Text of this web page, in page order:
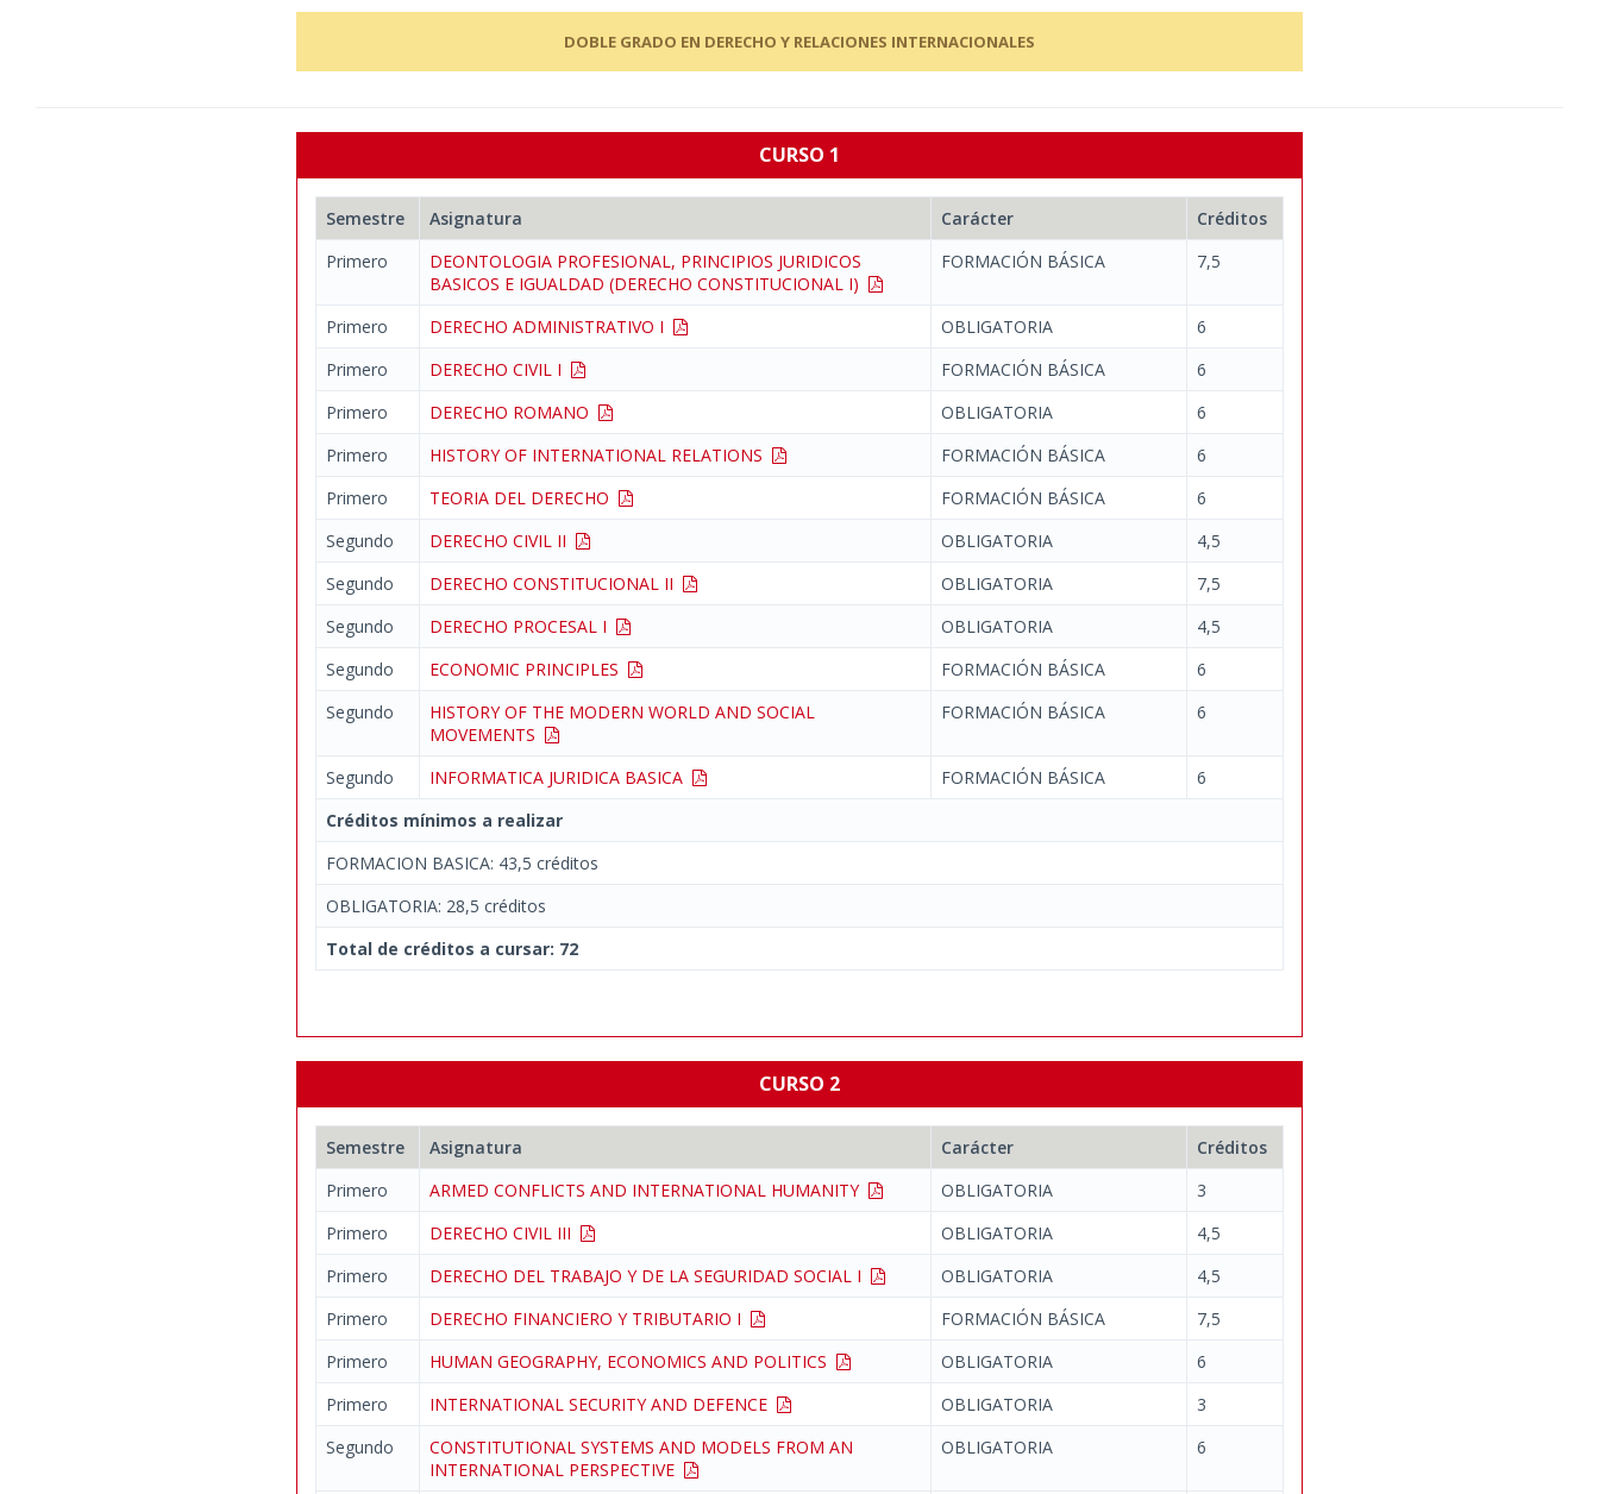
DOBLE GRADO EN DERECHO Y RELACIONES INTERNACIONALES
CURSO 1
Semestre Asignatura Carácter
Créditos
Primero
DEONTOLOGIA PROFESIONAL, PRINCIPIOS JURIDICOS
BASICOS E IGUALDAD (DERECHO CONSTITUCIONAL I)
FORMACIÓN BÁSICA 7,5
Primero DERECHO ADMINISTRATIVO I OBLIGATORIA
6
Primero
DERECHO CIVIL I FORMACIÓN BÁSICA
6
Primero
DERECHO ROMANO OBLIGATORIA
6
Primero
HISTORY OF INTERNATIONAL RELATIONS FORMACIÓN BÁSICA
6
Primero
TEORIA DEL DERECHO FORMACIÓN BÁSICA
6
Segundo
DERECHO CIVIL II OBLIGATORIA
4,5
Segundo
DERECHO CONSTITUCIONAL II OBLIGATORIA
7,5
Segundo
DERECHO PROCESAL I OBLIGATORIA
4,5
Segundo
ECONOMIC PRINCIPLES FORMACIÓN BÁSICA
6
Segundo
HISTORY OF THE MODERN WORLD AND SOCIAL
MOVEMENTS
FORMACIÓN BÁSICA 6
Segundo INFORMATICA JURIDICA BASICA FORMACIÓN BÁSICA
6
Créditos mínimos a realizar
FORMACION BASICA: 43,5 créditos
OBLIGATORIA: 28,5 créditos
Total de créditos a cursar: 72
CURSO 2
Semestre Asignatura Carácter
Créditos
Primero
ARMED CONFLICTS AND INTERNATIONAL HUMANITY OBLIGATORIA
3
Primero
DERECHO CIVIL III OBLIGATORIA
4,5
Primero
DERECHO DEL TRABAJO Y DE LA SEGURIDAD SOCIAL I OBLIGATORIA
4,5
Primero
DERECHO FINANCIERO Y TRIBUTARIO I FORMACIÓN BÁSICA
7,5
Primero
HUMAN GEOGRAPHY, ECONOMICS AND POLITICS OBLIGATORIA
6
Primero
INTERNATIONAL SECURITY AND DEFENCE OBLIGATORIA
3
Segundo
CONSTITUTIONAL SYSTEMS AND MODELS FROM AN
INTERNATIONAL PERSPECTIVE
OBLIGATORIA 6